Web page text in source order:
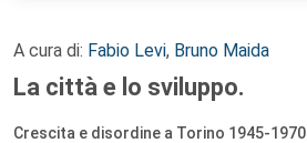
A cura di: Fabio Levi, Bruno Maida
La città e lo sviluppo.
Crescita e disordine a Torino 1945-1970